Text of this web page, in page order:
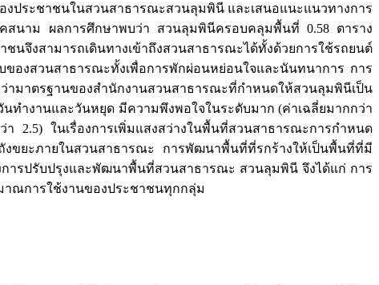
ระชาชนในสวนสาธารณะสวนลุมพินี และเสนอแนะแนวทางการ
สนาม ผลการศึกษาพบว่า สวนลุมพินีครอบคลุมพื้นที่ 0.58 ตาราง
นจึงสามารถเดินทางเข้าถึงสวนสาธารณะได้ทั้งด้วยการใช้รถยนต์
องสวนสาธารณะทั้งเพื่อการพักผ่อนหย่อนใจและนันทนาการ การ
ามาตรฐานของสำนักงานสวนสาธารณะที่กำหนดให้สวนลุมพินีเป็น
ำงานและวันหยุด มีความพึงพอใจในระดับมาก (ค่าเฉลี่ยมากกว่า
2.5) ในเรื่องการเพิ่มแสงสว่างในพื้นที่สวนสาธารณะการกำหนด
งขยะภายในสวนสาธารณะ การพัฒนาพื้นที่ที่รกร้างให้เป็นพื้นที่ที่มี
ารปรับปรุงและพัฒนาพื้นที่สวนสาธารณะ สวนลุมพินี จึงได้แก่ การ
าณการใช้งานของประชาชนทุกกลุ่ม